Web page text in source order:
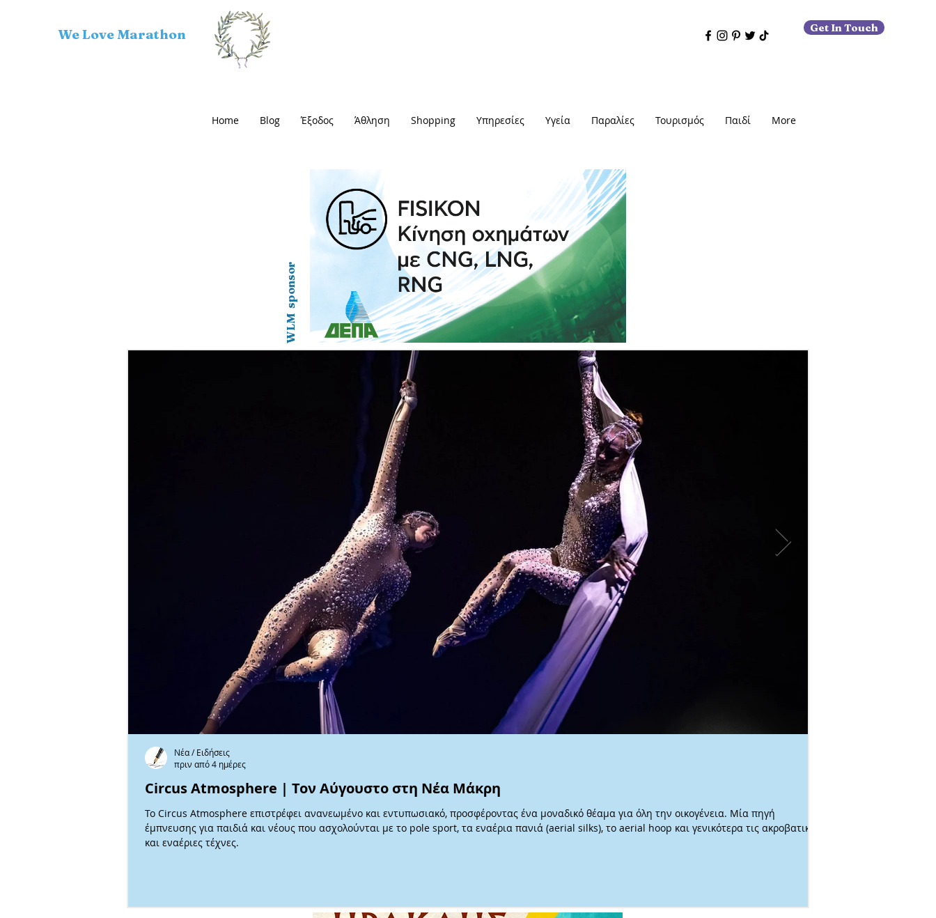
We Love Marathon Get In Touch
Home Blog Έξοδος Άθληση Shopping Υπηρεσίες Υγεία Παραλίες Τουρισμός Παιδί More
WLM sponsor
Circus Atmosphere | Τον Αύγουστο στη Νέα Μάκρη
Το Circus Atmosphere επιστρέφει ανανεωμένο και εντυπωσιακό, προσφέροντας ένα μοναδικό θέαμα για όλη την οικογένεια. Μία πηγή
έμπνευσης για παιδιά και νέους που ασχολούνται με το pole sport, τα εναέρια πανιά (aerial silks), το aerial hoop και γενικότερα τις ακροβατικές
και εναέριες τέχνες.
Νέα / Ειδήσεις
πριν από 4 ημέρες